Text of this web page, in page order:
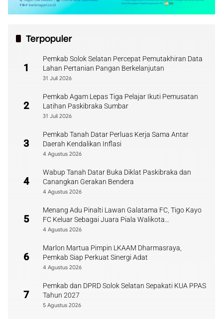
Terpopuler
1
Pemkab Solok Selatan Percepat Pemutakhiran Data
Lahan Pertanian Pangan Berkelanjutan
31 Juli 2026
2
Pemkab Agam Lepas Tiga Pelajar Ikuti Pemusatan
Latihan Paskibraka Sumbar
31 Juli 2026
3
Pemkab Tanah Datar Perluas Kerja Sama Antar
Daerah Kendalikan Inflasi
4 Agustus 2026
4
Wabup Tanah Datar Buka Diklat Paskibraka dan
Canangkan Gerakan Bendera
4 Agustus 2026
5
Menang Adu Pinalti Lawan Galatama FC, Tigo Kayo
FC Keluar Sebagai Juara Piala Walikota
Payakumbuh
4 Agustus 2026
6
Marlon Martua Pimpin LKAAM Dharmasraya,
Pemkab Siap Perkuat Sinergi Adat
4 Agustus 2026
7
Pemkab dan DPRD Solok Selatan Sepakati KUA PPAS
Tahun 2027
5 Agustus 2026